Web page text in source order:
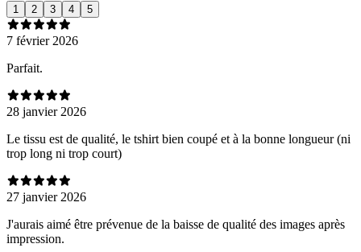
1 2 3 4 5
7 février 2026
Parfait.
28 janvier 2026
Le tissu est de qualité, le tshirt bien coupé et à la bonne longueur (ni
trop long ni trop court)
27 janvier 2026
J'aurais aimé être prévenue de la baisse de qualité des images après
impression.